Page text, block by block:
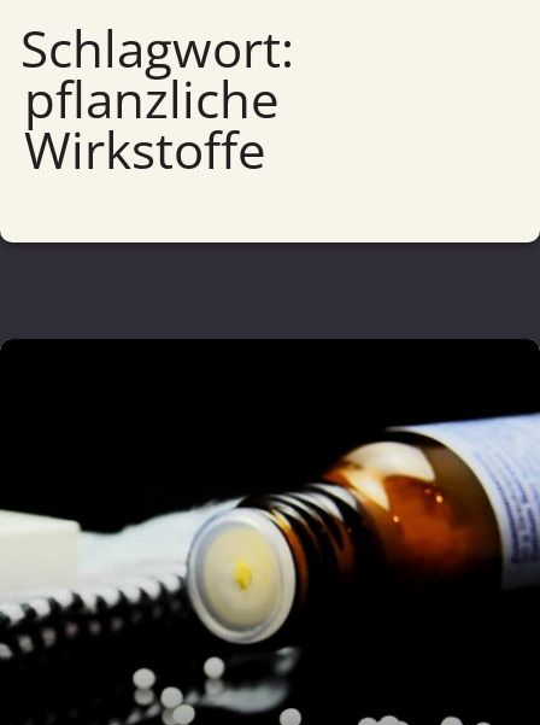
Schlagwort:
pflanzliche
Wirkstoffe